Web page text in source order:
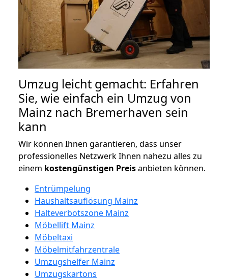
Umzug leicht gemacht: Erfahren
Sie, wie einfach ein Umzug von
Mainz nach Bremerhaven sein
kann
Wir können Ihnen garantieren, dass unser
professionelles Netzwerk Ihnen nahezu alles zu
einem kostengünstigen Preisanbieten können.
Entrümpelung
Haushaltsauflösung Mainz
Halteverbotszone Mainz
Möbellift Mainz
Möbeltaxi
Möbelmitfahrzentrale
Umzugshelfer Mainz
Umzugskartons